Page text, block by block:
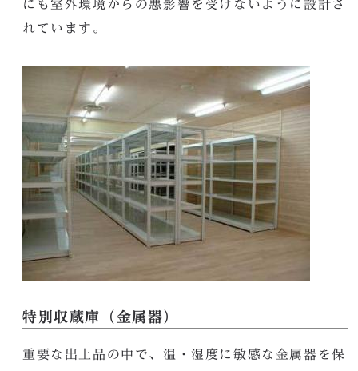
にも室外環境からの悪影響を受けないように設計さ
れています。
特別収蔵庫（金属器）
重要な出土品の中で、温・湿度に敏感な金属器を保